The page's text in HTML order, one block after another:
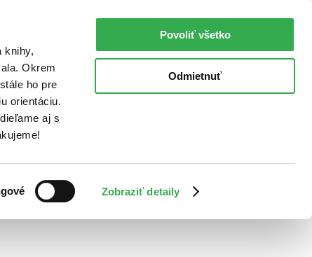
knihy,
Okrem
ho pre
orientáciu.
aj s
Zobraziť detaily
Povoliť všetko
Odmietnuť